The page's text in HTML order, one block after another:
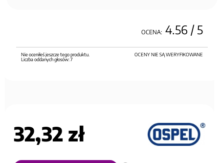
OCENA: 4.56 / 5
OCENY NIE SĄ WERYFIKOWANE
Nie oceniłeś jeszcze tego produktu.
Liczba oddanych głosów:7
32,32 zł